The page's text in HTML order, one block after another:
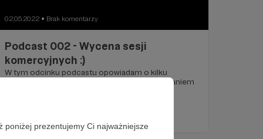
poniżej prezentujemy Ci najważniejsze
02.05.2022 ● Brak komentarzy
Podcast 002 - Wycena sesji
komercyjnych :)
W tym odcinku podcastu opowiadam o kilku
wycenach moich sesji komercyjnych z pokazaniem